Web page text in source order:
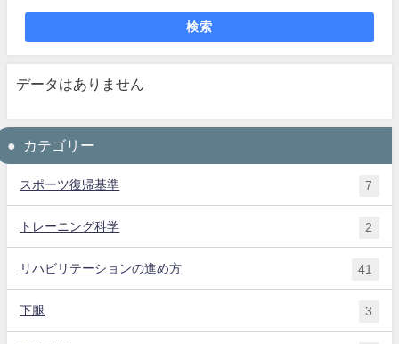
検索
データはありません
カテゴリー
スポーツ復帰基準 7
トレーニング科学 2
リハビリテーションの進め方 41
下腿 3